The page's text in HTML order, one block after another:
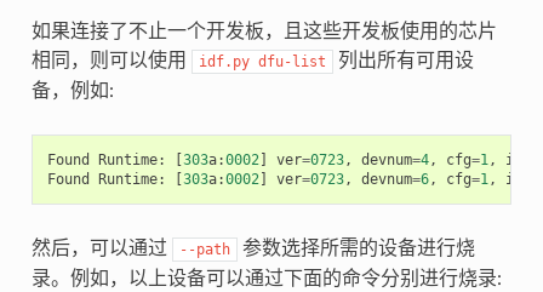
如果连接了不止一个开发板，且这些开发板使用的芯片
相同，则可以使用
idf.py dfu-list
列出所有可用设
备，例如:
Found Runtime: [303a:0002] ver=0723, devnum=4, cfg=1, intf
Found
Runtime: [303a:0002] ver=0723, devnum=6, cfg=1, intf
然后，可以通过 --path
参数选择所需的设备进行烧
录。例如，以上设备可以通过下面的命令分别进行烧录: